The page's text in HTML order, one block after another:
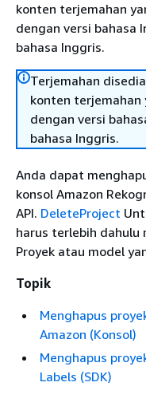
konten terjemahan
dengan versi bahasa
bahasa Inggris.
Terjemahan
konten
dengan versi
bahasa Inggris.
Anda dapat
konsol Amazon
API. DeleteProject
harus terlebih dahulu
Proyek atau model
Topik
Menghapus
Amazon (Konsol)
Menghapus
Labels (SDK)